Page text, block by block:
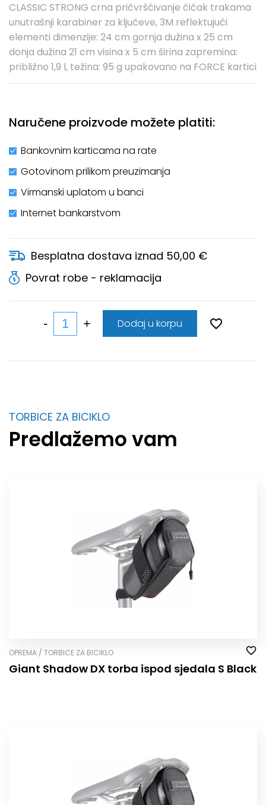
CLASSIC STRONG crna pričvršćivanje čičak trakama
unutrašnji karabiner za ključeve, 3M reflektujući
elementi dimenzije: 24 cm gornja dužina x 25 cm
donja dužina 21 cm visina x 5 cm širina zapremina:
približno 1,9 l, težina: 95 g upakovano na FORCE kartici
Naručene proizvode možete platiti:
Bankovnim karticama na rate
Gotovinom prilikom preuzimanja
Virmanski uplatom u banci
Internet bankarstvom
Besplatna dostava iznad 50,00 €
Povrat robe - reklamacija
Dodaj u korpu
TORBICE ZA BICIKLO
Predlažemo vam
OPREMA / TORBICE ZA BICIKLO
Giant Shadow DX torba ispod sjedala S Black